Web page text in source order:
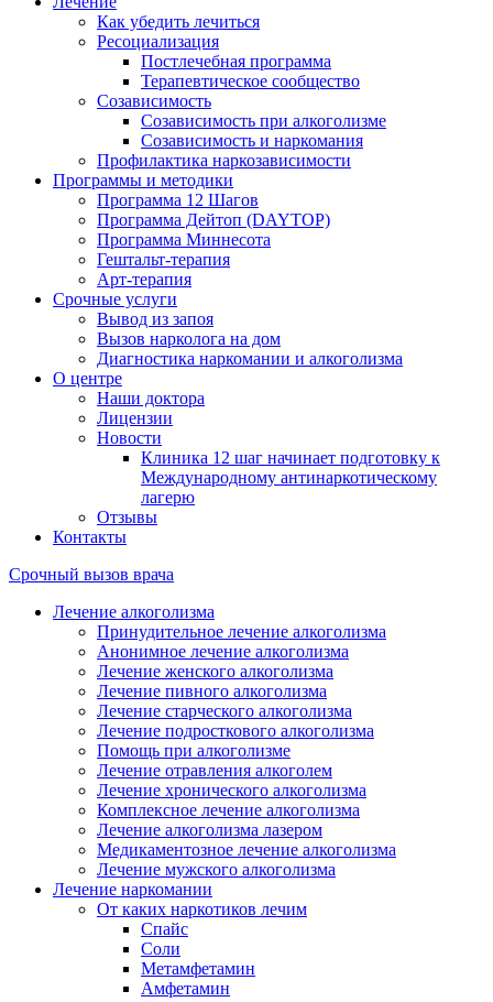
Как убедить лечиться
Ресоциализация
Постлечебная программа
Терапевтическое сообщество
Созависимость
Созависимость при алкоголизме
Созависимость и наркомания
Профилактика наркозависимости
Программы и методики
Программа 12 Шагов
Программа Дейтоп (DAYTOP)
Программа Миннесота
Гештальт-терапия
Арт-терапия
Срочные услуги
Вывод из запоя
Вызов нарколога на дом
Диагностика наркомании и алкоголизма
О центре
Наши доктора
Лицензии
Новости
Клиника 12 шаг начинает подготовку к
Международному антинаркотическому
лагерю
Отзывы
Контакты
Срочный вызов врача
Лечение алкоголизма
Принудительное лечение алкоголизма
Анонимное лечение алкоголизма
Лечение женского алкоголизма
Лечение пивного алкоголизма
Лечение старческого алкоголизма
Лечение подросткового алкоголизма
Помощь при алкоголизме
Лечение отравления алкоголем
Лечение хронического алкоголизма
Комплексное лечение алкоголизма
Лечение алкоголизма лазером
Медикаментозное лечение алкоголизма
Лечение мужского алкоголизма
Лечение наркомании
От каких наркотиков лечим
Спайс
Соли
Метамфетамин
Амфетамин